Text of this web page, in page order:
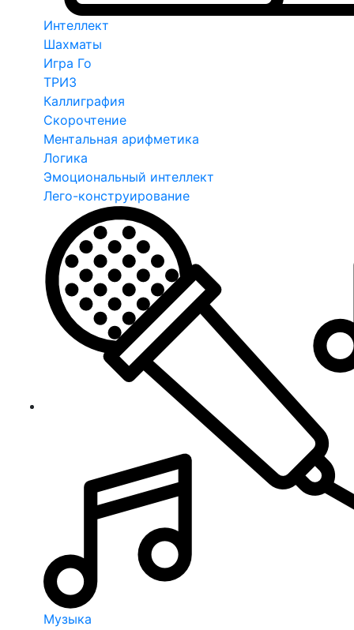
Интеллект
Шахматы
Игра Го
ТРИЗ
Каллиграфия
Скорочтение
Ментальная арифметика
Логика
Эмоциональный интеллект
Лего-конструирование
Музыка